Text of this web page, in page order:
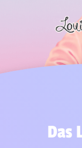
Das